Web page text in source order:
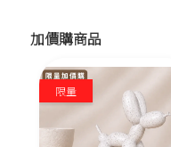
加價購商品
限量